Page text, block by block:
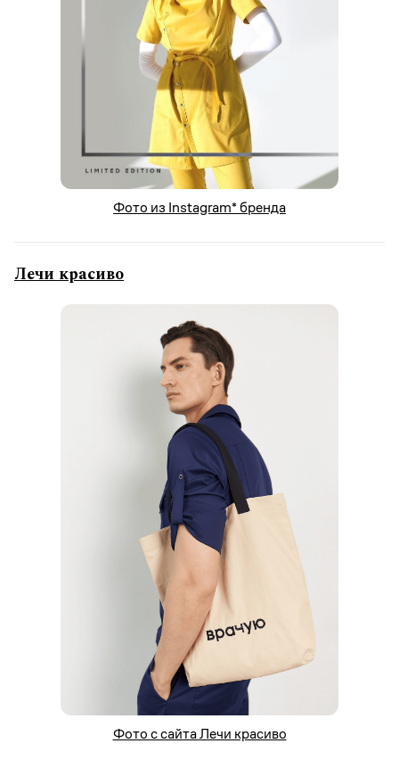
Фото из Instagram* бренда
Лечи красиво
Фото с сайта Лечи красиво